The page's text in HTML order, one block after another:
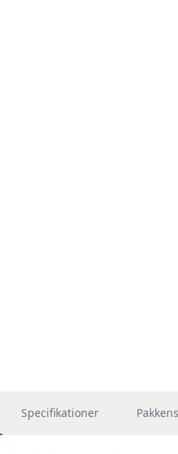
Specifikationer